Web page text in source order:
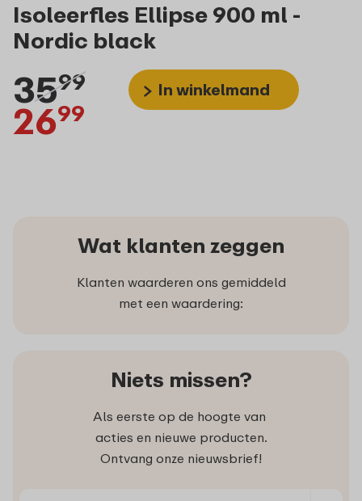
Isoleerfles Ellipse 900 ml -
Nordic black
3599
2699
In winkelmand
Wat klanten zeggen
Klanten waarderen ons gemiddeld
met een waardering:
Niets missen?
Als eerste op de hoogte van
acties en nieuwe producten.
Ontvang onze nieuwsbrief!